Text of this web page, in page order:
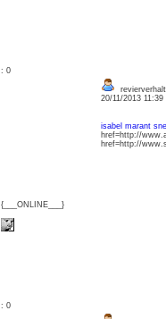
: 0
{___ONLINE___}
20/11/2013 11:39
isabel marant
href=http://
href=http://
: 0